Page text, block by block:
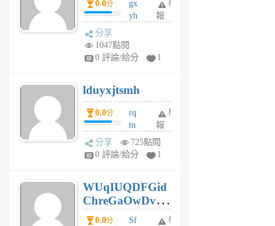
個
月
0.0分
gx
yh
jl
月
前
舉
報
分享
1047點閱
0 評論/給分
1
lduyxjtsmh
0.0分
rq
tn
jt
gl
個
月
前
舉
報
分享
725點閱
0 評論/給分
1
WUqIUQDFGid
ChreGaOwDv
dY0.0分
Sf
舉